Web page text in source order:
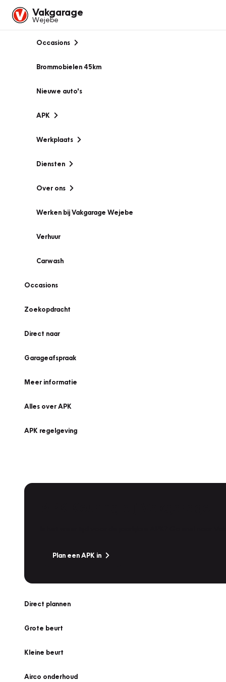
Vakgarage
Wejebe
Occasions
Brommobielen 45km
Nieuwe auto's
APK
Werkplaats
Diensten
Over ons
Werken bij Vakgarage Wejebe
Verhuur
Carwash
Occasions
Zoekopdracht
Direct naar
Garageafspraak
Meer informatie
Alles over APK
APK regelgeving
Plan een APK in
Direct plannen
Grote beurt
Kleine beurt
Airco onderhoud